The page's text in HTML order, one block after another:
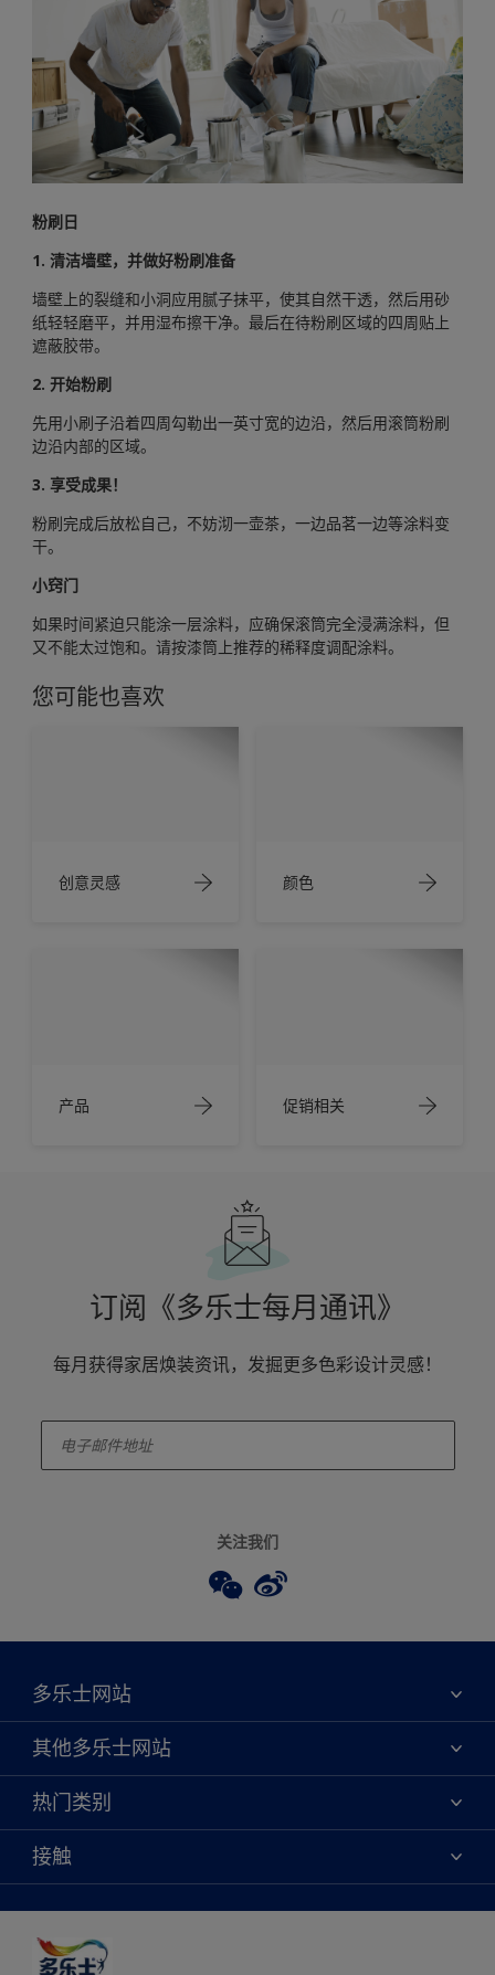
粉刷日
1. 清洁墙壁，并做好粉刷准备
墙壁上的裂缝和小洞应用腻子抹平，使其自然干透，然后用砂
纸轻轻磨平，并用湿布擦干净。最后在待粉刷区域的四周贴上
遮蔽胶带。
2. 开始粉刷
先用小刷子沿着四周勾勒出一英寸宽的边沿，然后用滚筒粉刷
边沿内部的区域。
3. 享受成果！
粉刷完成后放松自己，不妨沏一壶茶，一边品茗一边等涂料变
干。
小窍门
如果时间紧迫只能涂一层涂料，应确保滚筒完全浸满涂料，但
又不能太过饱和。请按漆筒上推荐的稀释度调配涂料。
您可能也喜欢
创意灵感 颜色
产品 促销相关
订阅《多乐士每月通讯》
每月获得家居焕装资讯，发掘更多色彩设计灵感！
关注我们
多乐士网站
关于我们
联系我们
查找店铺
网站地图
绿色工厂
其他多乐士网站
焕新服务
多乐士专业
天猫官方旗舰店
抖音官方旗舰店
热门类别
颜色
产品
创意灵感
装修建议
接触
颜色准确性